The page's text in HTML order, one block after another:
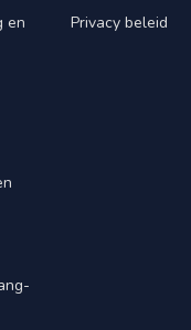
en
Privacy beleid